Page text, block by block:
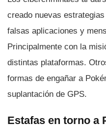
creado nuevas estrategias
falsas aplicaciones y
Principalmente con la
distintas plataformas.
formas de engañar a
suplantación de GPS.
Estafas en torno a